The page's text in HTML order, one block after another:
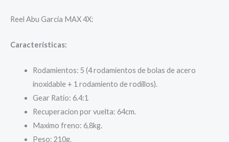
Reel Abu Garcia MAX 4X:
Características:
Rodamientos: 5 (4 rodamientos de bolas de acero
inoxidable + 1 rodamiento de rodillos).
Gear Ratio: 6.4:1
Recuperacion por vuelta: 64cm.
Maximo freno: 6,8kg.
Peso: 210g.